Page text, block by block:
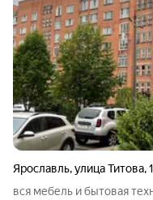
Ярославль,улица Титова,1
вся мебель и бытовая